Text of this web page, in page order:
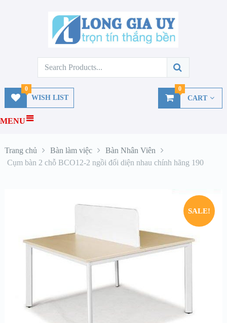
WISH LIST
0
CART
0
MENU
Trang chủ Bàn làm việc
Bàn Nhân Viên
Cụm bàn 2 chỗ BCO12-2 ngồi đối diện nhau chính hãng 190
SALE!